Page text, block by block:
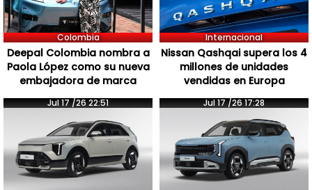
Colombia
Deepal Colombia nombra a
Paola López como su nueva
embajadora de marca
Internacional
Nissan Qashqai supera los 4
millones de unidades
vendidas en Europa
Jul 17 /26 22:51 Jul 17 /26 17:28